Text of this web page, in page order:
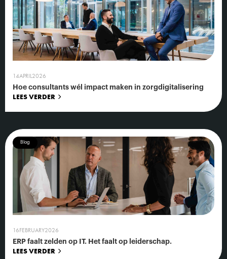
14APRIL2026
Hoe consultants wél impact maken in zorgdigitalisering
LEES VERDER
Blog
16FEBRUARY2026
ERP faalt zelden op IT. Het faalt op leiderschap.
LEES VERDER